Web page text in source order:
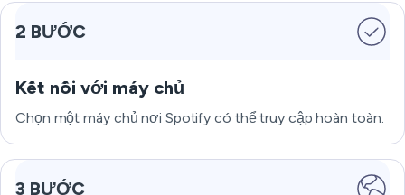
2 BƯỚC
Kết nối với máy chủ
Chọn một máy chủ nơi Spotify có thể truy cập hoàn toàn.
3 BƯỚC